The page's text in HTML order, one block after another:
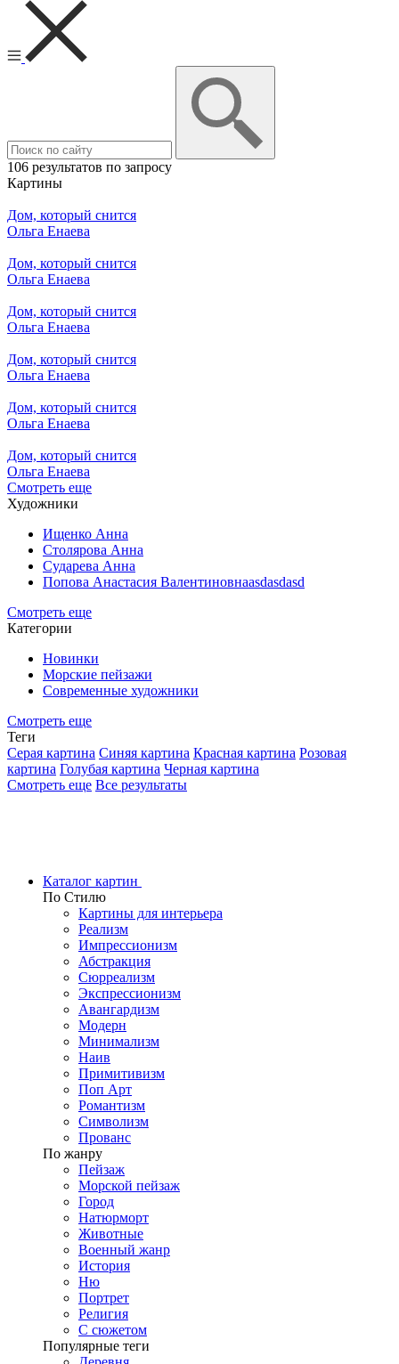
106 результатов по запросу
Картины
Дом, который снится
Ольга Енаева
Дом, который снится
Ольга Енаева
Дом, который снится
Ольга Енаева
Дом, который снится
Ольга Енаева
Дом, который снится
Ольга Енаева
Дом, который снится
Ольга Енаева
Смотреть еще
Художники
Ищенко Анна
Столярова Анна
Сударева Анна
Попова Анастасия Валентиновнаasdasdasd
Смотреть еще
Категории
Новинки
Морские пейзажи
Современные художники
Смотреть еще
Теги
Серая картина Синяя картина Красная картина Розовая
картина Голубая картина Черная картина
Смотреть еще Все результаты
Каталог картин
По Стилю
Картины для интерьера
Реализм
Импрессионизм
Абстракция
Сюрреализм
Экспрессионизм
Авангардизм
Модерн
Минимализм
Наив
Примитивизм
Поп Арт
Романтизм
Символизм
Прованс
По жанру
Пейзаж
Морской пейзаж
Город
Натюрморт
Животные
Военный жанр
История
Ню
Портрет
Религия
С сюжетом
Популярные теги